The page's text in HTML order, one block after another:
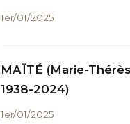
1er/01/2025
MAÏTÉ (Marie-
1938-2024)
1er/01/2025